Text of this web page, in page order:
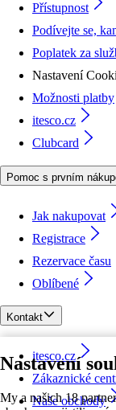
Nastavení
My a našich 18
Přístupnost
Podívejte se,
Poplatek za
Nastavení
Možnosti platby
itesco.cz
Clubcard
Pomoc s prvním
Jak nakupovat
Registrace
Rezervace času
Oblíbené
Kontakt
itesco.cz
Zákaznické
Naše obchody